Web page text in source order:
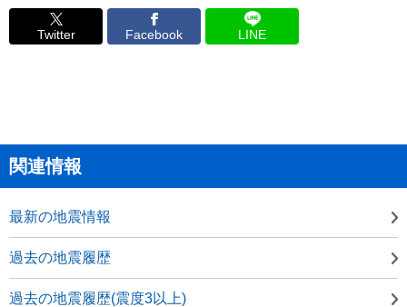
Twitter Facebook LINE
関連情報
最新の地震情報
過去の地震履歴
過去の地震履歴(震度3以上)